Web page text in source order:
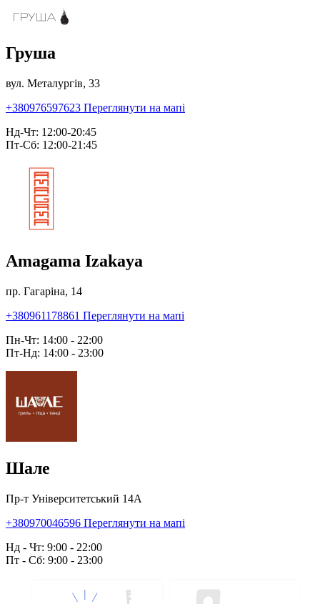
Груша
вул. Металургів, 33
+380976597623 Переглянути на мапі
Нд-Чт: 12:00-20:45
Пт-Сб: 12:00-21:45
Amagama Izakaya
пр. Гагаріна, 14
+380961178861 Переглянути на мапі
Пн-Чт: 14:00 - 22:00
Пт-Нд: 14:00 - 23:00
Шале
Пр-т Університетський 14А
+380970046596 Переглянути на мапі
Нд - Чт: 9:00 - 22:00
Пт - Сб: 9:00 - 23:00